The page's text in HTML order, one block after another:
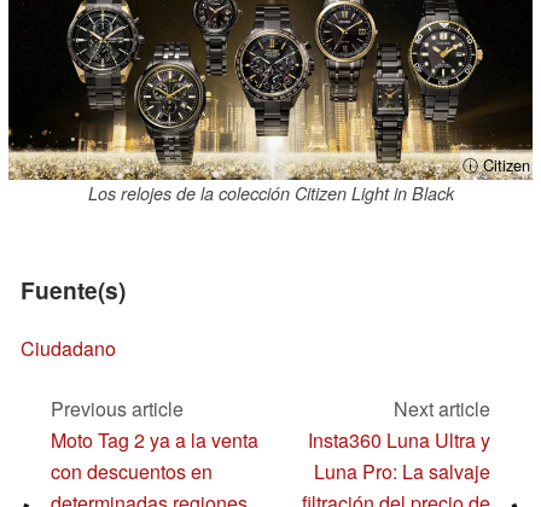
ⓘ Citizen
Los relojes de la colección Citizen Light in Black
Fuente(s)
Ciudadano
Previous article
Moto Tag 2 ya a la venta
con descuentos en
Next article
Insta360 Luna Ultra y
Luna Pro: La salvaje